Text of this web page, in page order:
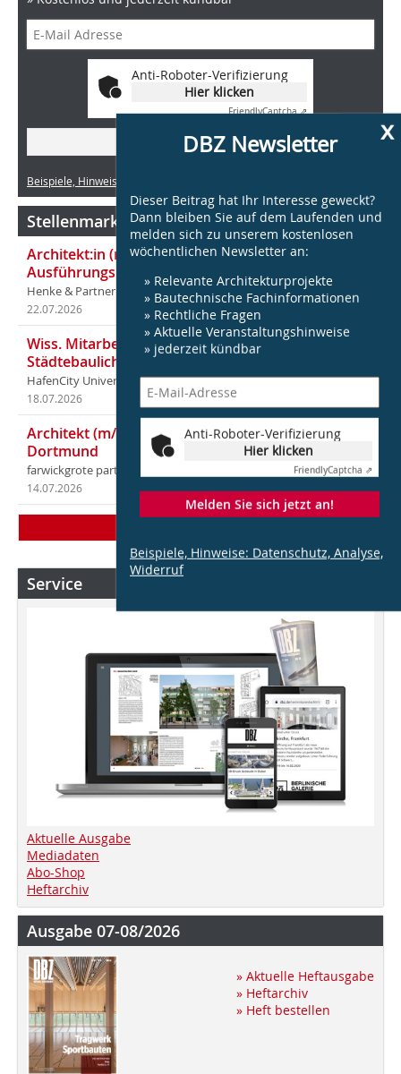
x
DBZ Newsletter
Dieser Beitrag hat Ihr Interesse geweckt?
Dann bleiben Sie auf dem Laufenden und
melden sich zu unserem kostenlosen
wöchentlichen Newsletter an:
» Relevante Architekturprojekte
» Bautechnische Fachinformationen
» Rechtliche Fragen
» Aktuelle Veranstaltungshinweise
» jederzeit kündbar
Anti-Roboter-Verifizierung
Hier klicken
FriendlyCaptcha ⇗
Melden Sie sich jetzt an!
Beispiele, Hinweise: Datenschutz, Analyse,
Widerruf
Anti-Roboter-Verifizierung
Hier klicken
FriendlyCaptcha ⇗
» Jetzt anmelden!
Beispiele, Hinweise: Datenschutz, Analyse, Widerruf
Stellenmarkt Architektur
Architekt:in (m/w/d) für entwurfsstarke
Ausführungsplanung LPH5 in Hamburg
Henke & Partner
22.07.2026
Wiss. Mitarbeiter:in – Architektur und
Städtebaulicher Entwurf (m/w/d)
HafenCity Universität Hamburg
18.07.2026
Architekt (m/w/d) für LPH 1-5 in Ahaus oder
Dortmund
farwickgrote partner Architekten BDA Stadtplaner PartmbB
in Ahaus (+1 weiterer Standort)
14.07.2026
Service
Aktuelle Ausgabe
Mediadaten
Abo-Shop
Heftarchiv
Ausgabe 07-08/2026
» Aktuelle Heftausgabe
» Heftarchiv
» Heft bestellen